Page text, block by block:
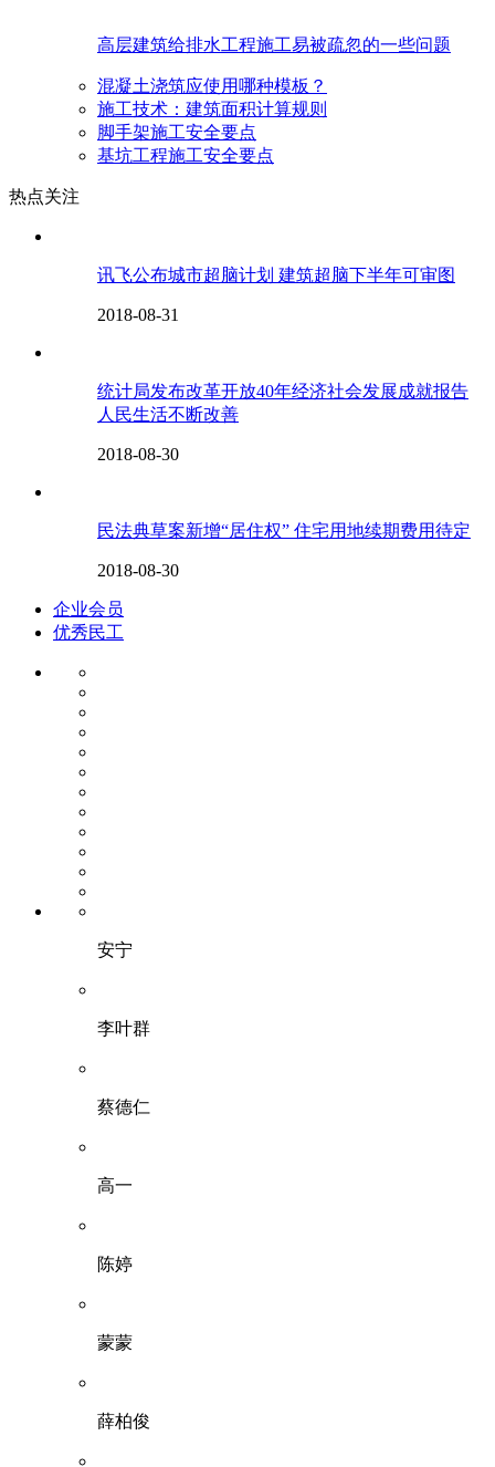
高层建筑给排水工程施工易被疏忽的一些问题
混凝土浇筑应使用哪种模板？
施工技术：建筑面积计算规则
脚手架施工安全要点
基坑工程施工安全要点
热点关注
讯飞公布城市超脑计划 建筑超脑下半年可审图
2018-08-31
统计局发布改革开放40年经济社会发展成就报告
人民生活不断改善
2018-08-30
民法典草案新增“居住权” 住宅用地续期费用待定
2018-08-30
企业会员
优秀民工
安宁
李叶群
蔡德仁
高一
陈婷
蒙蒙
薛柏俊